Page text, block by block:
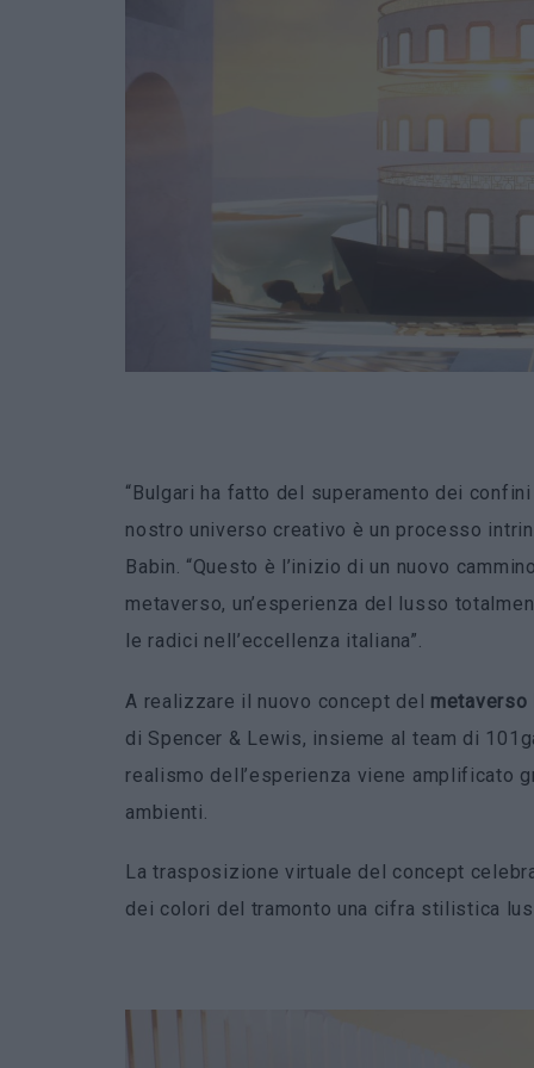
“Bulgari ha fatto del superamento dei
nostro universo creativo è un processo
Babin. “Questo è l’inizio di un nuovo
metaverso, un’esperienza del lusso
le radici nell’eccellenza italiana”.
A realizzare il nuovo concept del metaverso
di Spencer & Lewis, insieme al team di
realismo dell’esperienza viene amplificato
ambienti.
La trasposizione virtuale del concept
dei colori del tramonto una cifra stilistica